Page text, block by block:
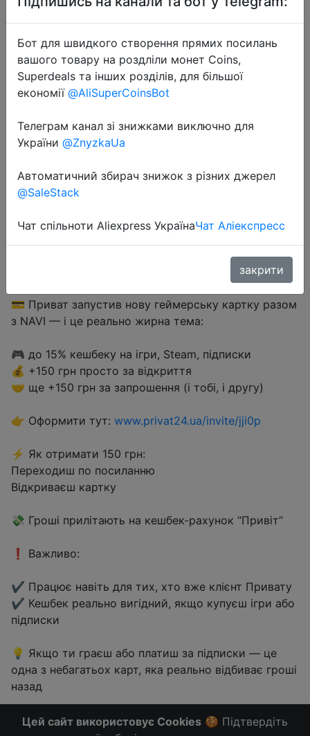
Забери 150 грн + кешбек до 15% на
ігри від ПриватБанку
Free
💳 Приват запустив нову геймерську картку разом
з NAVI — і це реально жирна тема:
🎮 до 15% кешбеку на ігри, Steam, підписки
💰 +150 грн просто за відкриття
🤝 ще +150 грн за запрошення (і тобі, і другу)
👉 Оформити тут: www.privat24.ua/invite/jji0p
⚡️ Як отримати 150 грн:
Переходиш по посиланню
Відкриваєш картку
💸 Гроші прилітають на кешбек-рахунок “Привіт”
❗️ Важливо:
✔️ Працює навіть для тих, хто вже клієнт Привату
✔️ Кешбек реально вигідний, якщо купуєш ігри або
підписки
💡 Якщо ти граєш або платиш за підписки — це
одна з небагатьох карт, яка реально відбиває гроші
назад
Більше Знижок і Халяви в @ZnyzhkaUA
Цей сайт використовує Cookies 🍪 Підтвердіть
Бот для швидкого створення прямих посилань
вашого товару на роздліли монет Coins,
Superdeals та інших розділів, для більшої
економії @AliSuperCoinsBot
Телеграм канал зі знижками виключно для
України @ZnyzkaUa
Автоматичний збирач знижок з різних джерел
@SaleStack
Чат спільноти Aliexpress УкраїнаЧат Аліекспресс
закрити